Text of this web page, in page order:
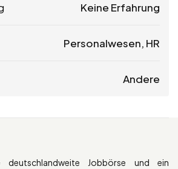
Keine Erfahrung
Personalwesen, HR
Andere
Jobbörse und ein